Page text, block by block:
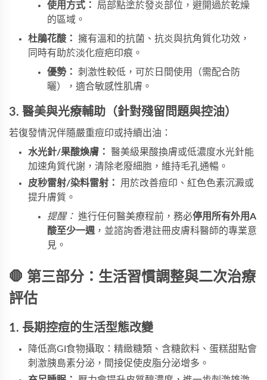
使用方式：
局部點塗於發炎部位，避開過於乾燥
的區域。
杜鵑花酸：
擁有溫和的抗菌、抗炎與抗角質化功效，
同時有助於淡化痘疤印痕。
優勢：
刺激性較低，可於日間使用（需配合防
曬），適合敏感性肌膚。
3. 醫美與光療輔助（針對殘留問題與控油）
若復發情況伴隨嚴重痘印或持續出油：
水光針/果酸煥膚：
醫美級果酸換膚或低濃度水光針能
加速角質代謝，清除老廢細胞，維持毛孔通暢。
皮秒雷射/染料雷射：
用於改善痘印、紅色色素沉澱或
提升膚質。
提醒： 進行任何醫美療程前，務必停用所有外用A
酸至少一週 ，並諮詢香港註冊皮膚科醫師的專業意
見。
🛑 第三部分：生活習慣調整與二次治療
評估
1. 長期控痘的生活型態改變
降低高GI食物攝取：精緻糖類、含糖飲料、蛋糕甜點會
刺激胰島素分泌，間接促使皮脂分泌增多。